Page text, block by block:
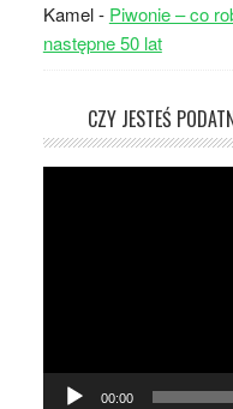
Kamel- Piwonie – co
następne 50 lat
CZY JESTEŚ
00:00